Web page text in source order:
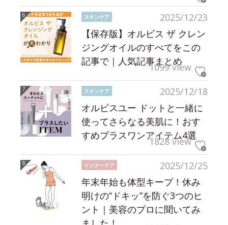
2025/12/23
スキンケア
【保存版】オルビス ザ クレン
ジングオイルのすべてをこの
記事で｜人気記事まとめ
1099 view
2025/12/18
スキンケア
オルビスユー ドットと一緒に
使ってさらなる美肌に！おす
すめプラスワンアイテム4選
1828 view
2025/12/25
インナーケア
年末年始も体型キープ！休み
明けの“ドキッ”を防ぐ3つのヒ
ント｜美容のプロに聞いてみ